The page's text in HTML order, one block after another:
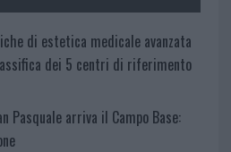
di estetica medicale avanzata
dei 5 centri di riferimento
Pasquale arriva il Campo Base: